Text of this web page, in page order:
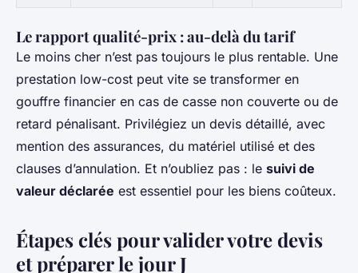
Le rapport qualité-prix : au-delà du tarif
Le moins cher n’est pas toujours le plus rentable. Une
prestation low-cost peut vite se transformer en
gouffre financier en cas de casse non couverte ou de
retard pénalisant. Privilégiez un devis détaillé, avec
mention des assurances, du matériel utilisé et des
clauses d’annulation. Et n’oubliez pas : le suivi de
valeur déclarée est essentiel pour les biens coûteux.
Étapes clés pour valider votre devis
et préparer le jour J